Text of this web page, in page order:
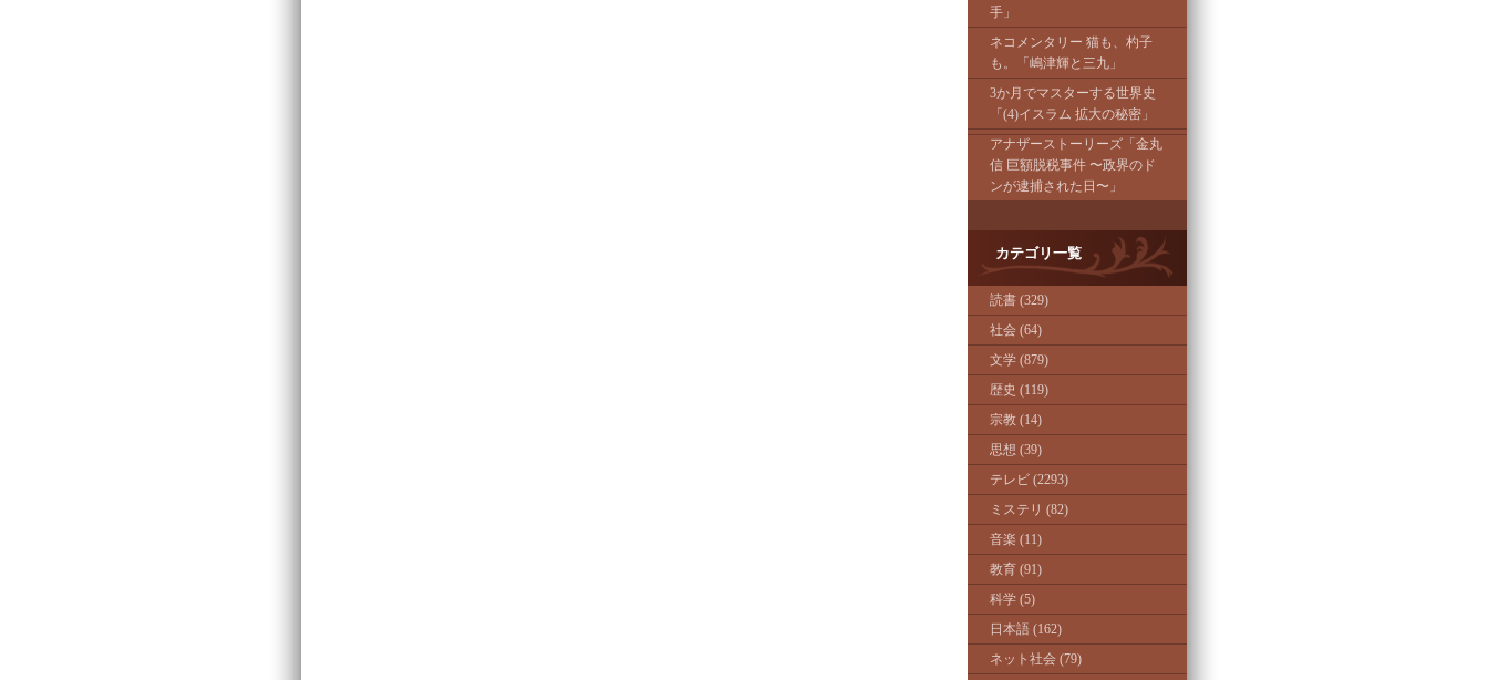
手」
ネコメンタリー 猫も、杓子
も。「嶋津輝と三九」
3か月でマスターする世界史
「(4)イスラム 拡大の秘密」
アナザーストーリーズ「金丸
信 巨額脱税事件 〜政界のド
ンが逮捕された日〜」
カテゴリ一覧
読書 (329)
社会 (64)
文学 (879)
歴史 (119)
宗教 (14)
思想 (39)
テレビ (2293)
ミステリ (82)
音楽 (11)
教育 (91)
科学 (5)
日本語 (162)
ネット社会 (79)